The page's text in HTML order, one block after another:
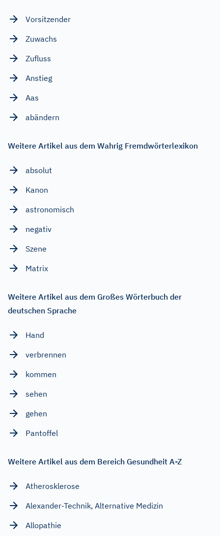
Vorsitzender
Zuwachs
Zufluss
Anstieg
Aas
abändern
Weitere Artikel aus dem Wahrig Fremdwörterlexikon
absolut
Kanon
astronomisch
negativ
Szene
Matrix
Weitere Artikel aus dem Großes Wörterbuch der
deutschen Sprache
Hand
verbrennen
kommen
sehen
gehen
Pantoffel
Weitere Artikel aus dem Bereich Gesundheit A-Z
Atherosklerose
Alexander-Technik, Alternative Medizin
Allopathie